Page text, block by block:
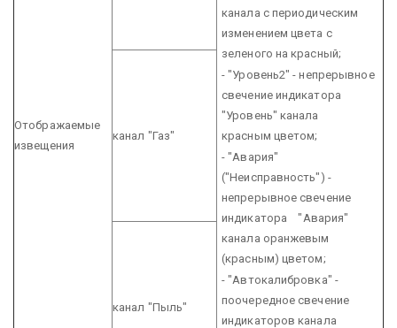
Отображаемые
извещения
канала с периодическим
изменением цвета с
зеленого на красный;
- "Уровень2" - непрерывное
свечение индикатора
"Уровень" канала
красным цветом;
- "Авария"
("Неисправность") -
непрерывное свечение
индикатора "Авария"
канала оранжевым
(красным) цветом;
- "Автокалибровка" -
поочередное свечение
индикаторов канала
канал "Газ"
канал "Пыль"